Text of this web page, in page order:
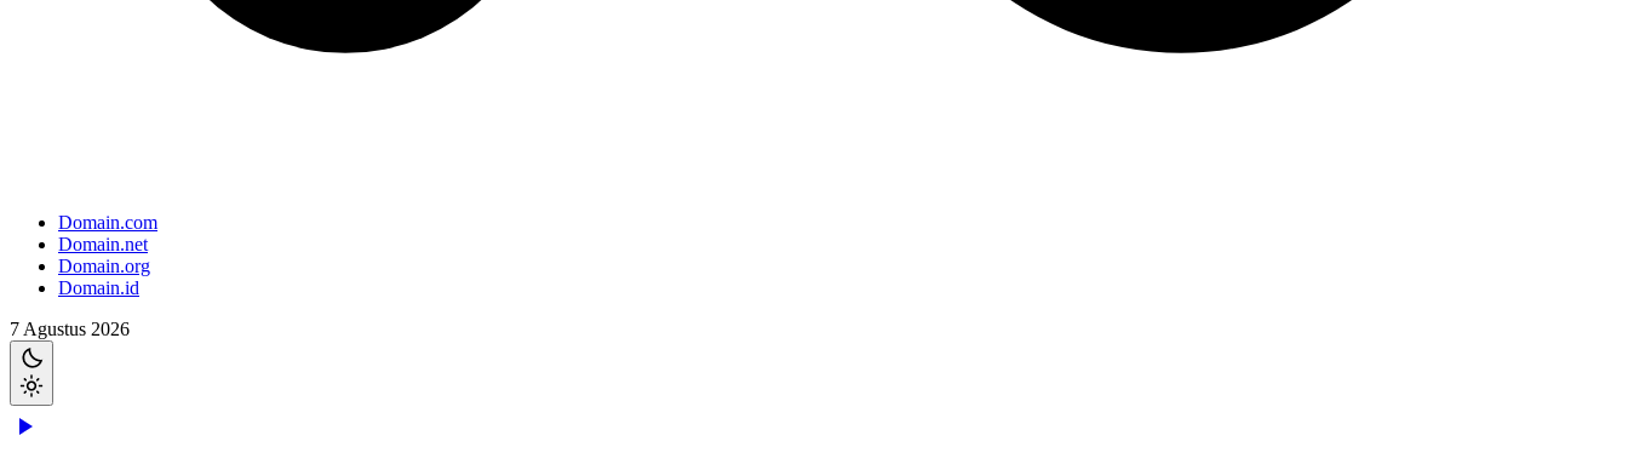
Domain.com
Domain.net
Domain.org
Domain.id
7 Agustus 2026